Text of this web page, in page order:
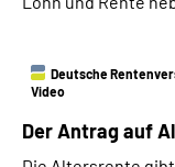
Deutsche
Video
Der Antrag auf